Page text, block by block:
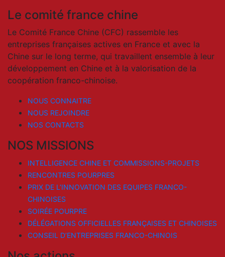
Le comité france chine
Le Comité France Chine (CFC) rassemble les
entreprises françaises actives en France et avec la
Chine sur le long terme, qui travaillent ensemble à leur
développement en Chine et à la valorisation de la
coopération franco-chinoise.
NOUS CONNAITRE
NOUS REJOINDRE
NOS CONTACTS
NOS MISSIONS
INTELLIGENCE CHINE ET COMMISSIONS-PROJETS
RENCONTRES POURPRES
PRIX DE L’INNOVATION DES EQUIPES FRANCO-
CHINOISES
SOIRÉE POURPRE
DÉLÉGATIONS OFFICIELLES FRANÇAISES ET CHINOISES
CONSEIL D’ENTREPRISES FRANCO-CHINOIS